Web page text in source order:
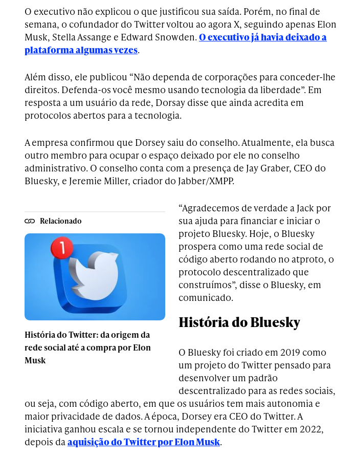
O executivo não explicou o que justificou sua saída. Porém, no final de
semana, o cofundador do Twitter voltou ao agora X, seguindo apenas Elon
Musk, Stella Assange e Edward Snowden.O executivo já havia deixado a
plataforma algumas vezes.
Além disso, ele publicou “Não dependa de corporações para conceder-lhe
direitos. Defenda-os você mesmo usando tecnologia da liberdade”. Em
resposta a um usuário da rede, Dorsay disse que ainda acredita em
protocolos abertos para a tecnologia.
A empresa confirmou que Dorsey saiu do conselho. Atualmente, ela busca
outro membro para ocupar o espaço deixado por ele no conselho
administrativo. O conselho conta com a presença de Jay Graber, CEO do
Bluesky, e Jeremie Miller, criador do Jabber/XMPP.
Relacionado
História do Twitter: da origem da
rede social até a compra por Elon
Musk
“Agradecemos de verdade a Jack por
sua ajuda para financiar e iniciar o
projeto Bluesky. Hoje, o Bluesky
prospera como uma rede social de
código aberto rodando no atproto, o
protocolo descentralizado que
construímos”, disse o Bluesky, em
comunicado.
História do Bluesky
O Bluesky foi criado em 2019 como
um projeto do Twitter pensado para
desenvolver um padrão
descentralizado para as redes sociais,
ou seja, com código aberto, em que os usuários tem mais autonomia e
maior privacidade de dados. A época, Dorsey era CEO do Twitter. A
iniciativa ganhou escala e se tornou independente do Twitter em 2022,
depois daaquisição do Twitter por Elon Musk.